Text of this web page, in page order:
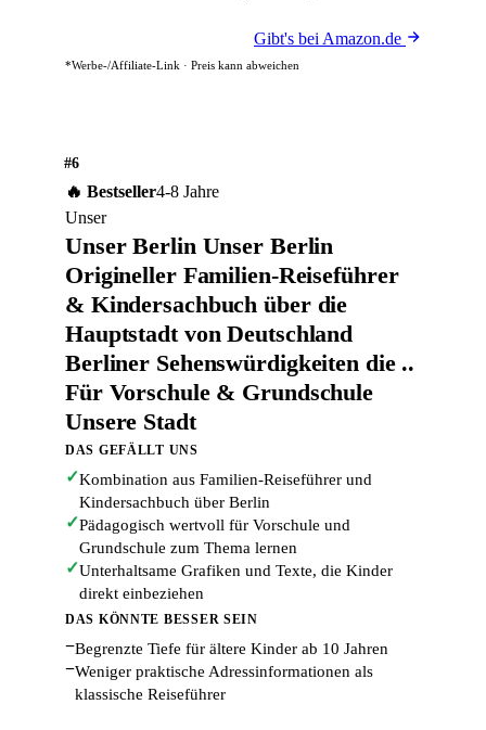
Gibt's bei Amazon.de
*Werbe-/Affiliate-Link · Preis kann abweichen
#6
🔥 Bestseller4-8 Jahre
Unser
Unser Berlin Unser Berlin
Origineller Familien-Reiseführer
& Kindersachbuch über die
Hauptstadt von Deutschland
Berliner Sehenswürdigkeiten die ..
Für Vorschule & Grundschule
Unsere Stadt
DAS GEFÄLLT UNS
✓Kombination aus Familien-Reiseführer und
Kindersachbuch über Berlin
✓Pädagogisch wertvoll für Vorschule und
Grundschule zum Thema lernen
✓Unterhaltsame Grafiken und Texte, die Kinder
direkt einbeziehen
DAS KÖNNTE BESSER SEIN
−Begrenzte Tiefe für ältere Kinder ab 10 Jahren
−Weniger praktische Adressinformationen als
klassische Reiseführer